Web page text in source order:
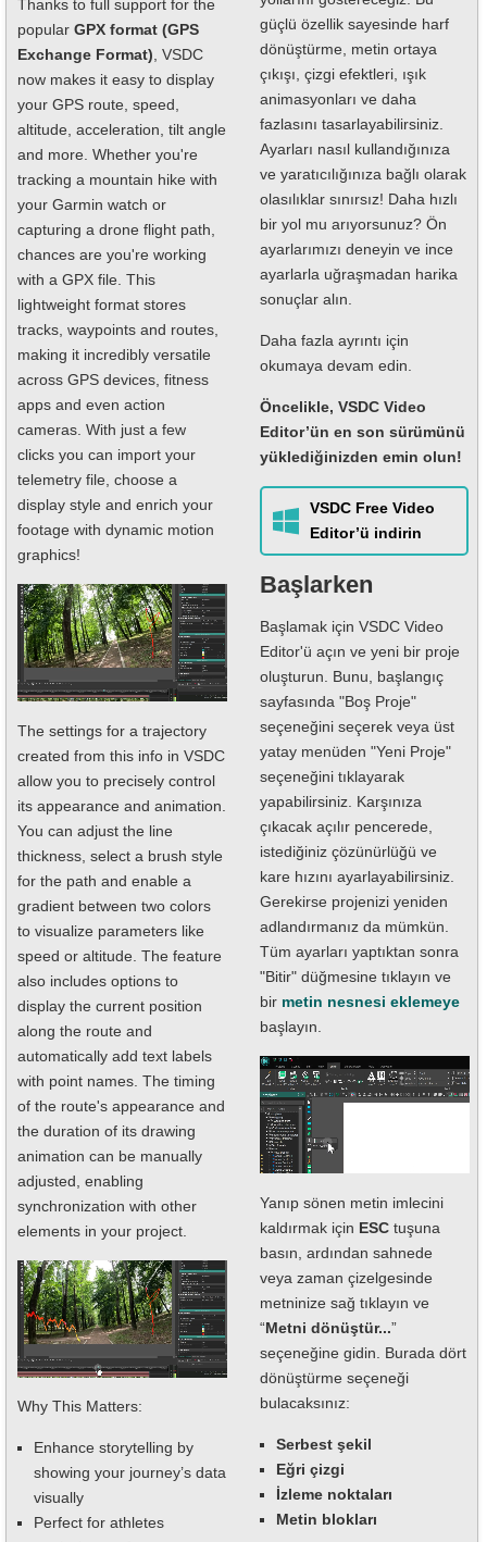
Thanks to full support for the
popular GPX format (GPS
Exchange Format), VSDC
now makes it easy to display
your GPS route, speed,
altitude, acceleration, tilt angle
and more. Whether you're
tracking a mountain hike with
your Garmin watch or
capturing a drone flight path,
chances are you're working
with a GPX file. This
lightweight format stores
tracks, waypoints and routes,
making it incredibly versatile
across GPS devices, fitness
apps and even action
cameras. With just a few
clicks you can import your
telemetry file, choose a
display style and enrich your
footage with dynamic motion
graphics!
The settings for a trajectory
created from this info in VSDC
allow you to precisely control
its appearance and animation.
You can adjust the line
thickness, select a brush style
for the path and enable a
gradient between two colors
to visualize parameters like
speed or altitude. The feature
also includes options to
display the current position
along the route and
automatically add text labels
with point names. The timing
of the route's appearance and
the duration of its drawing
animation can be manually
adjusted, enabling
synchronization with other
elements in your project.
Why This Matters:
Enhance storytelling by
showing your journey’s data
visually
Perfect for athletes
güçlü özellik sayesinde harf
dönüştürme, metin ortaya
çıkışı, çizgi efektleri, ışık
animasyonları ve daha
fazlasını tasarlayabilirsiniz.
Ayarları nasıl kullandığınıza
ve yaratıcılığınıza bağlı olarak
olasılıklar sınırsız! Daha hızlı
bir yol mu arıyorsunuz? Ön
ayarlarımızı deneyin ve ince
ayarlarla uğraşmadan harika
sonuçlar alın.
Daha fazla ayrıntı için
okumaya devam edin.
Öncelikle, VSDC Video
Editor’ün en son sürümünü
yüklediğinizden emin olun!
VSDC Free Video
Editor’ü indirin
Başlarken
Başlamak için VSDC Video
Editor'ü açın ve yeni bir proje
oluşturun. Bunu, başlangıç
sayfasında "Boş Proje"
seçeneğini seçerek veya üst
yatay menüden "Yeni Proje"
seçeneğini tıklayarak
yapabilirsiniz. Karşınıza
çıkacak açılır pencerede,
istediğiniz çözünürlüğü ve
kare hızını ayarlayabilirsiniz.
Gerekirse projenizi yeniden
adlandırmanız da mümkün.
Tüm ayarları yaptıktan sonra
"Bitir" düğmesine tıklayın ve
bir metin nesnesi eklemeye
başlayın.
Yanıp sönen metin imlecini
kaldırmak için ESCtuşuna
basın, ardından sahnede
veya zaman çizelgesinde
metninize sağ tıklayın ve
“Metni dönüştür...”
seçeneğine gidin. Burada dört
dönüştürme seçeneği
bulacaksınız:
Serbest şekil
Eğri çizgi
İzleme noktaları
Metin blokları